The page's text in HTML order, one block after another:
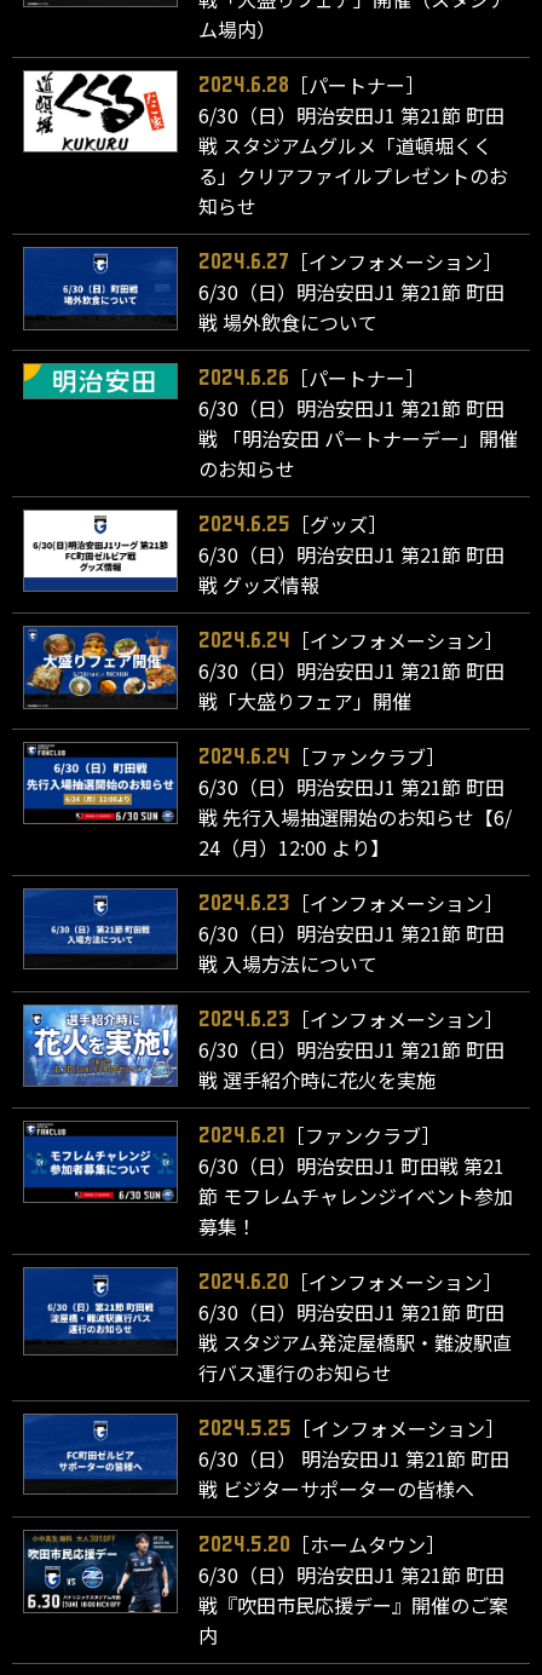
ム場内）
2024.6.28
［パートナー］
6/30（日）明治安田J1 第21節 町田
戦 スタジアムグルメ「道頓堀くく
る」クリアファイルプレゼントのお
知らせ
2024.6.27
［インフォメーション］
6/30（日）明治安田J1 第21節 町田
戦 場外飲食について
2024.6.26
［パートナー］
6/30（日）明治安田J1 第21節 町田
戦 「明治安田 パートナーデー」開催
のお知らせ
2024.6.25
［グッズ］
6/30（日）明治安田J1 第21節 町田
戦 グッズ情報
2024.6.24
［インフォメーション］
6/30（日）明治安田J1 第21節 町田
戦「大盛りフェア」開催
2024.6.24
［ファンクラブ］
6/30（日）明治安田J1 第21節 町田
戦 先行入場抽選開始のお知らせ【6/
24（月）12:00 より】
2024.6.23
［インフォメーション］
6/30（日）明治安田J1 第21節 町田
戦 入場方法について
2024.6.23
［インフォメーション］
6/30（日）明治安田J1 第21節 町田
戦 選手紹介時に花火を実施
2024.6.21
［ファンクラブ］
6/30（日）明治安田J1 町田戦 第21
節 モフレムチャレンジイベント参加
募集！
2024.6.20
［インフォメーション］
6/30（日）明治安田J1 第21節 町田
戦 スタジアム発淀屋橋駅・難波駅直
行バス運行のお知らせ
2024.5.25
［インフォメーション］
6/30（日） 明治安田J1 第21節 町田
戦 ビジターサポーターの皆様へ
2024.5.20
［ホームタウン］
6/30（日）明治安田J1 第21節 町田
戦『吹田市民応援デー』開催のご案
内